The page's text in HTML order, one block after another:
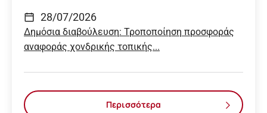
28/07/2026
Δημόσια διαβούλευση: Τροποποίηση προσφοράς
αναφοράς χονδρικής τοπικής...
Περισσότερα